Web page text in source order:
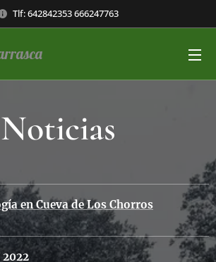
Tlf: 642842353 666247763
Noticias
en Cueva de Los Chorros
2022